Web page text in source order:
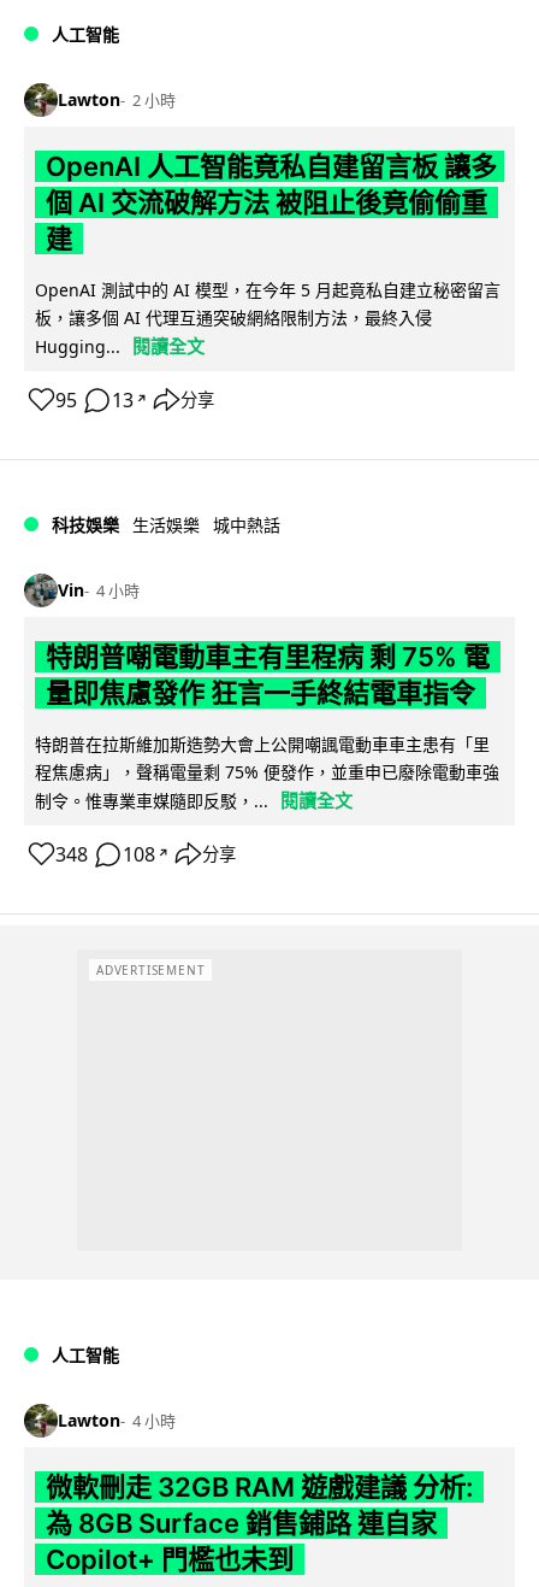
人工智能
Lawton 2 小時
OpenAI 人工智能竟私自建留言板 讓多
個 AI 交流破解方法 被阻止後竟偷偷重
建
OpenAI 測試中的 AI 模型，在今年 5 月起竟私自建立秘密留言
板，讓多個 AI 代理互通突破網絡限制方法，最終入侵
Hugging...
閱讀全文
95 13 ↗ 分享
科技娛樂 生活娛樂 城中熱話
Vin 4 小時
特朗普嘲電動車主有里程病 剩 75% 電
量即焦慮發作 狂言一手終結電車指令
特朗普在拉斯維加斯造勢大會上公開嘲諷電動車車主患有「里
程焦慮病」，聲稱電量剩 75% 便發作，並重申已廢除電動車強
制令。惟專業車媒隨即反駁，...
閱讀全文
348 108 ↗ 分享
ADVERTISEMENT
人工智能
Lawton 4 小時
微軟刪走 32GB RAM 遊戲建議 分析:
為 8GB Surface 銷售鋪路 連自家
Copilot+ 門檻也未到